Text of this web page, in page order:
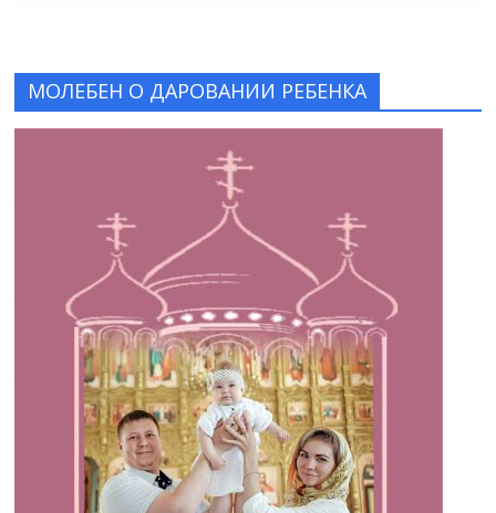
МОЛЕБЕН О ДАРОВАНИИ РЕБЕНКА